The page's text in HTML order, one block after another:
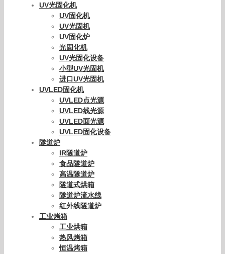
UV光固化机
UV固化机
UV光固机
UV固化炉
光固化机
UV光固化设备
小型UV光固机
进口UV光固机
UVLED固化机
UVLED点光源
UVLED线光源
UVLED面光源
UVLED固化设备
隧道炉
IR隧道炉
食品隧道炉
高温隧道炉
隧道式烘箱
隧道炉流水线
红外线隧道炉
工业烤箱
工业烘箱
热风烤箱
恒温烤箱